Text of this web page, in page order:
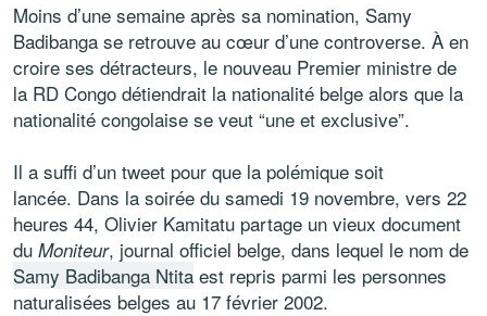
Moins d’une semaine après sa nomination, Samy
Badibanga se retrouve au cœur d’une controverse. À en
croire ses détracteurs, le nouveau Premier ministre de
la RD Congo détiendrait la nationalité belge alors que la
nationalité congolaise se veut “une et exclusive”.
Il a suffi d’un tweet pour que la polémique soit
lancée. Dans la soirée du samedi 19 novembre, vers 22
heures 44, Olivier Kamitatu partage un vieux document
du Moniteur, journal officiel belge, dans lequel le nom de
Samy Badibanga Ntita est repris parmi les personnes
naturalisées belges au 17 février 2002.